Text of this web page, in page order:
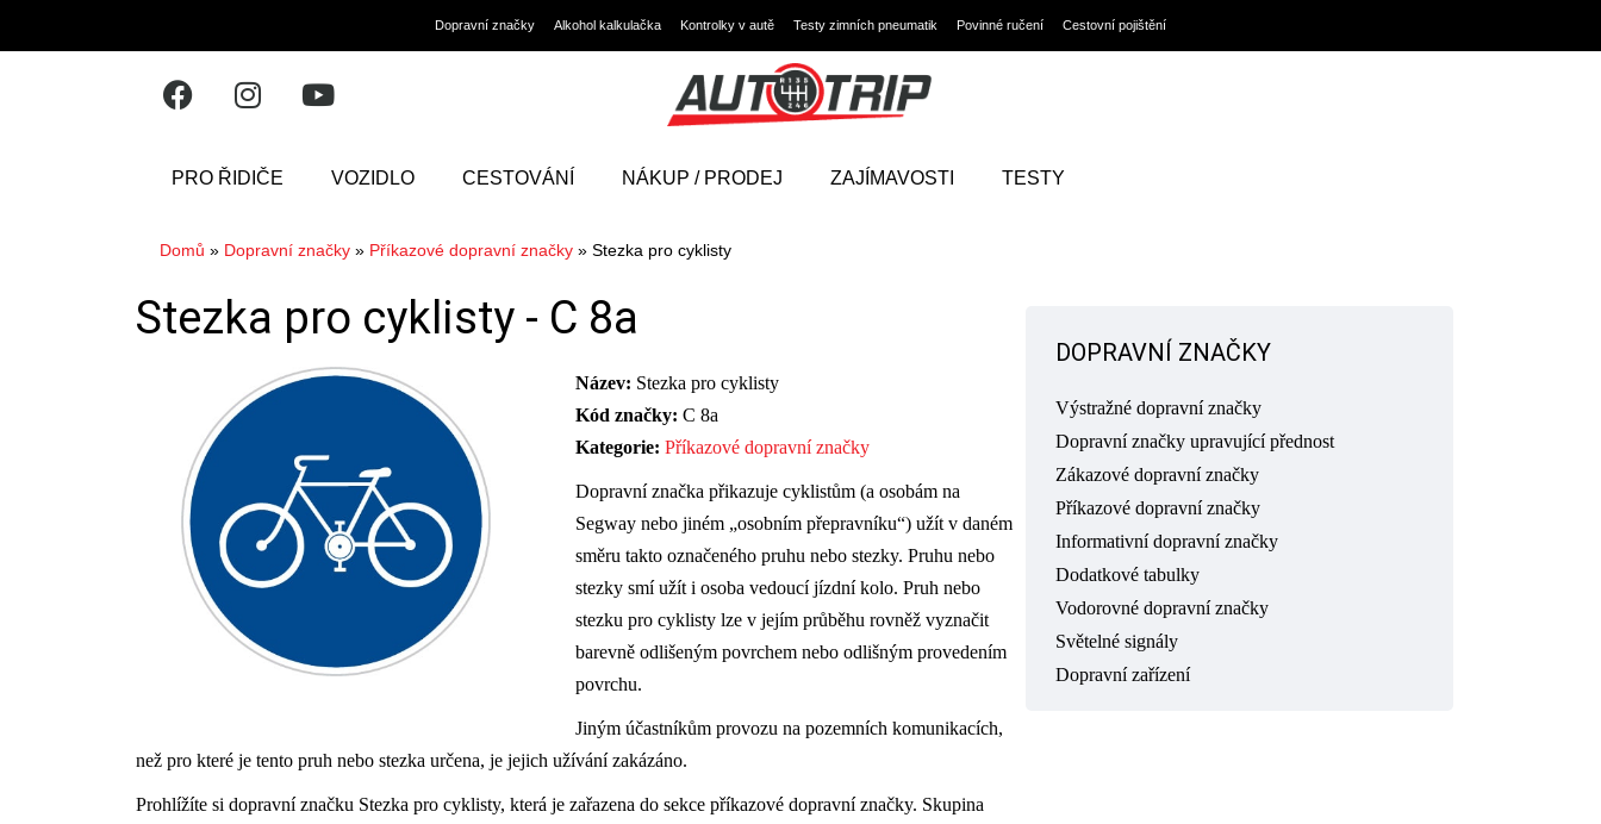
Dopravní značky Alkohol kalkulačka Kontrolky v autě Testy zimních pneumatik Povinné ručení Cestovní pojištění
PRO ŘIDIČE VOZIDLO CESTOVÁNÍ NÁKUP / PRODEJ ZAJÍMAVOSTI TESTY
Domů » Dopravní značky » Příkazové dopravní značky » Stezka pro cyklisty
Stezka pro cyklisty - C 8a
Název: Stezka pro cyklisty
Kód značky: C 8a
Kategorie: Příkazové dopravní značky
Dopravní značka přikazuje cyklistům (a osobám na
Segway nebo jiném „osobním přepravníku“) užít v daném
směru takto označeného pruhu nebo stezky. Pruhu nebo
stezky smí užít i osoba vedoucí jízdní kolo. Pruh nebo
stezku pro cyklisty lze v jejím průběhu rovněž vyznačit
barevně odlišeným povrchem nebo odlišným provedením
povrchu.
Jiným účastníkům provozu na pozemních komunikacích,
než pro které je tento pruh nebo stezka určena, je jejich užívání zakázáno.
Prohlížíte si dopravní značku Stezka pro cyklisty, která je zařazena do sekce příkazové dopravní značky. Skupina
DOPRAVNÍ ZNAČKY
Výstražné dopravní značky
Dopravní značky upravující přednost
Zákazové dopravní značky
Příkazové dopravní značky
Informativní dopravní značky
Dodatkové tabulky
Vodorovné dopravní značky
Světelné signály
Dopravní zařízení